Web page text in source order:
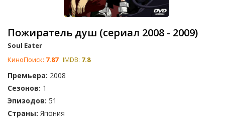
Пожиратель душ (сериал 2008 - 2009)
Soul Eater
КиноПоиск: 7.87 IMDB: 7.8
Премьера: 2008
Сезонов: 1
Эпизодов: 51
Страны: Япония